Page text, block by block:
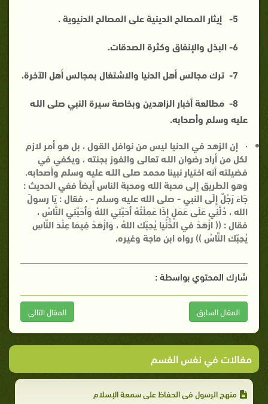
5- إيثار المصالح الدينية على المصالح الدنيوية .
6- البذل والإنفاق وكثرة الصدقات.
7- ترك مجالس أهل الدنيا والاشتغال بمجالس أهل الآخرة.
8-
مطالعة أخبار الزاهدين وبخاصة سيرة النبي صلى اللـه
عليه وسلم وأصحابه.
· إن الزهد في الدنيا ليس من نوافل القول ، بل هو أمر لازم
لكل من أراد رضوان اللـه تعالى والفوز بجنته ، ويكفي في
فضيلته أنه اختيار نبينا محمد صلى اللـه عليه وسلم وأصحابه.
وهو الطريق إلى محبة الله ومحبة الناس أيضاً ففي الحديث :
جَاءَ رَجُلٌ إِلَى النبي - صلى الله عليه وسلم - ، فقال : يَا رسولَ
الله ، دُلَّنِي عَلَى عَمَلٍ إِذَا عَمِلْتُهُ أحَبَّنِي اللهُ وَأحَبَّنِي النَّاسُ ،
فقال : (( ازْهَدْ في الدُّنْيَا يُحِبّك اللهُ ، وَازْهَدْ فِيمَا عِنْدَ النَّاسِ
يُحِبّك النَّاسُ )) رواه ابن ماجة وغيره.
شارك المحتوي بواسطة :
المقال السابق المقال التالى
مقالات في نفس القسم
منهج الرسول في الحفاظ على سمعة الإسلام